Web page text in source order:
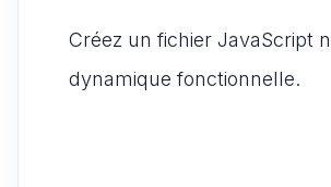
Créez un fichier JavaScript
dynamique fonctionnelle.